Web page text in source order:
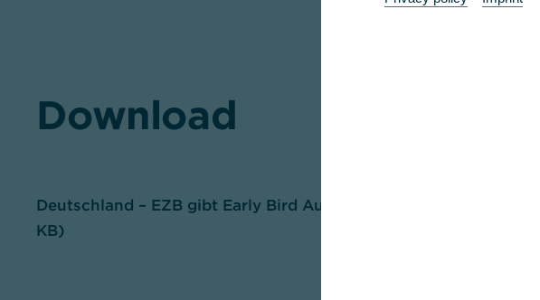
Download
Deutschland – EZB gibt Early Bird Auftrieb (pdf, 114
KB)